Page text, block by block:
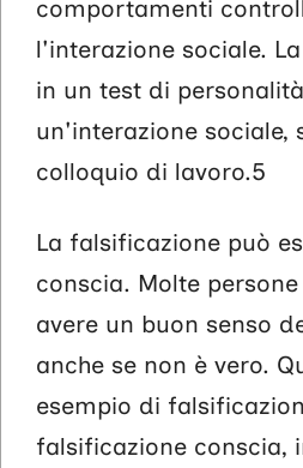
comportamenti
l'interazione sociale.
in un test di
un'interazione sociale,
colloquio di lavoro.5
La falsificazione può
conscia. Molte
avere un buon senso
anche se non è vero.
esempio di
falsificazione conscia,